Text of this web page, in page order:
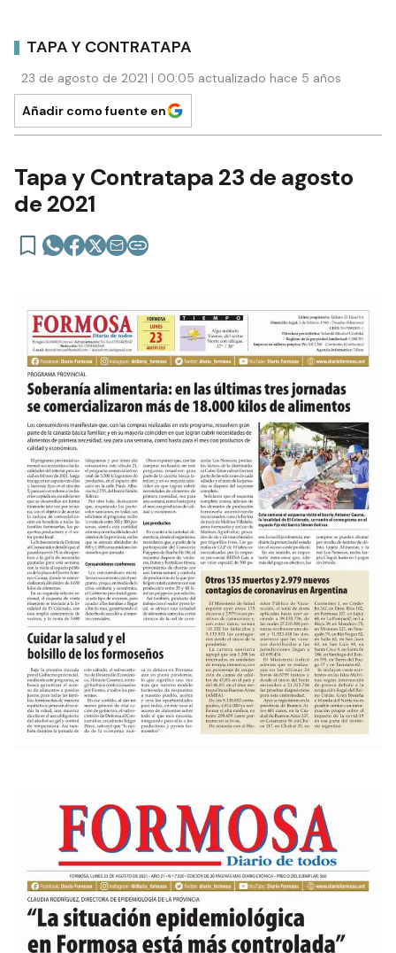
TAPA Y CONTRATAPA
23 de agosto de 2021 | 00:05 actualizado hace 5 años
Añadir como fuente en
Tapa y Contratapa 23 de agosto
de 2021